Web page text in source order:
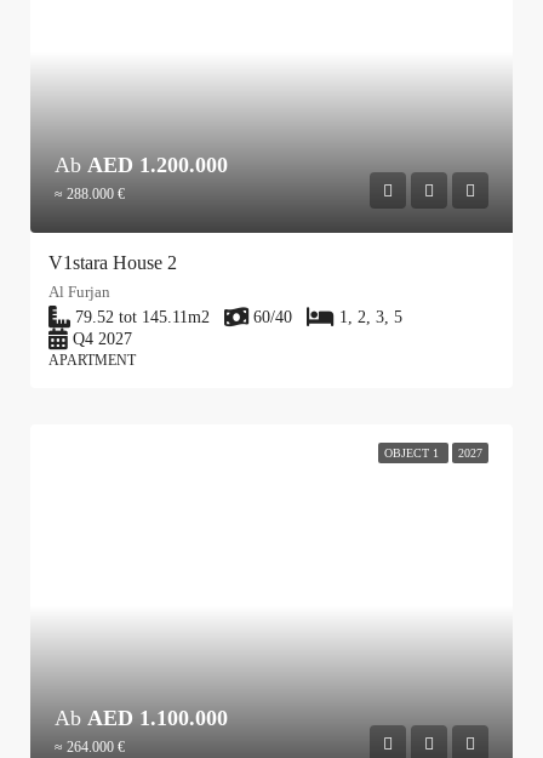
Ab AED 1.200.000
≈ 288.000 €
V1stara House 2
Al Furjan
79.52 tot 145.11m2 60/40
1, 2, 3, 5
Q4 2027
APARTMENT
OBJECT 1 2027
Ab AED 1.100.000
≈ 264.000 €